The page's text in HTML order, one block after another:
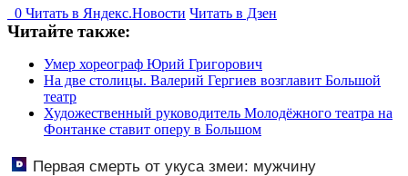
0 Читать в Яндекс.Новости Читать в Дзен
Читайте также:
Умер хореограф Юрий Григорович
На две столицы. Валерий Гергиев возглавит Большой
театр
Художественный руководитель Молодёжного театра на
Фонтанке ставит оперу в Большом
Первая смерть от укуса змеи: мужчину